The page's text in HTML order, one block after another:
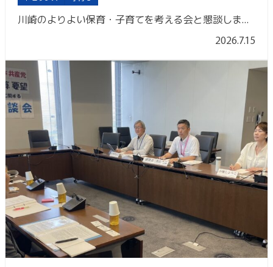
川崎のよりよい保育・子育てを考える会と懇談しました
2026.7.15